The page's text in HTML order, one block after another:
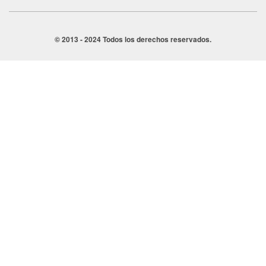
© 2013 - 2024 Todos los derechos reservados.